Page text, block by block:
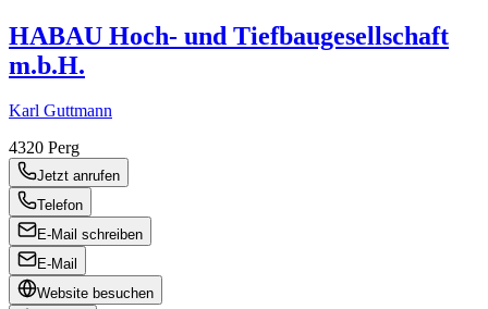
HABAU Hoch- und Tiefbaugesellschaft
m.b.H.
Karl Guttmann
4320 Perg
Jetzt anrufen
Telefon
E-Mail schreiben
E-Mail
Website besuchen